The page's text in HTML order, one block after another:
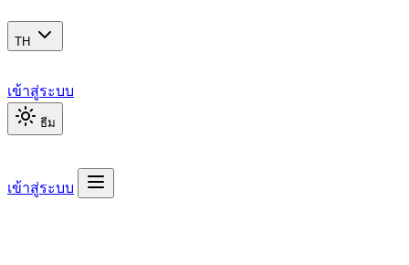
TH
เข้าสู่ระบบ
ธีม
เข้าสู่ระบบ